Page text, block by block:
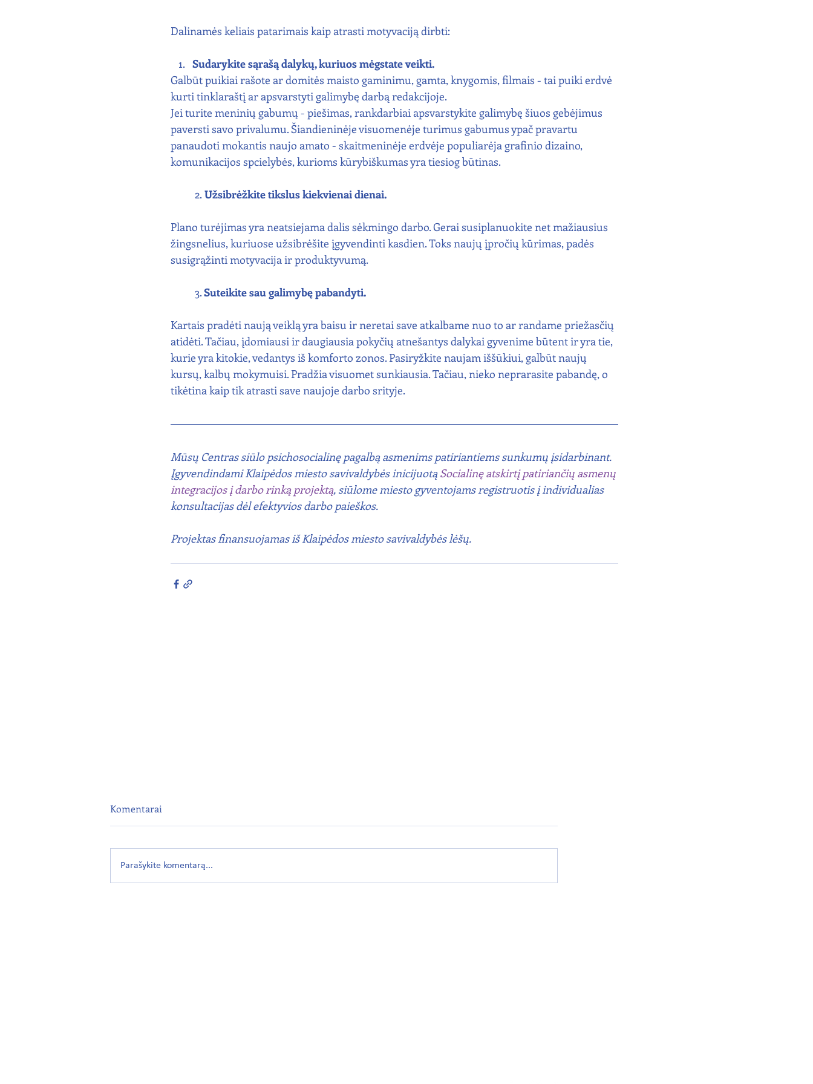
Dalinamės keliais patarimais kaip atrasti motyvaciją dirbti:
Sudarykite sąrašą dalykų, kuriuos mėgstate veikti.
Galbūt puikiai rašote ar domitės maisto gaminimu, gamta, knygomis, filmais - tai puiki erdvė
kurti tinklaraštį ar apsvarstyti galimybę darbą redakcijoje.
Jei turite meninių gabumų - piešimas, rankdarbiai apsvarstykite galimybę šiuos gebėjimus
paversti savo privalumu. Šiandieninėje visuomenėje turimus gabumus ypač pravartu
panaudoti mokantis naujo amato - skaitmeninėje erdvėje populiarėja grafinio dizaino,
komunikacijos spcielybės, kurioms kūrybiškumas yra tiesiog būtinas.
	2.
Užsibrėžkite tikslus kiekvienai dienai.
Plano turėjimas yra neatsiejama dalis sėkmingo darbo. Gerai susiplanuokite net mažiausius
žingsnelius, kuriuose užsibrėšite įgyvendinti kasdien. Toks naujų įpročių kūrimas, padės
susigrąžinti motyvacija ir produktyvumą.
	3.
Suteikite sau galimybę pabandyti.
Kartais pradėti naują veiklą yra baisu ir neretai save atkalbame nuo to ar randame priežasčių
atidėti. Tačiau, įdomiausi ir daugiausia pokyčių atnešantys dalykai gyvenime būtent ir yra tie,
kurie yra kitokie, vedantys iš komforto zonos. Pasiryžkite naujam iššūkiui, galbūt naujų
kursų, kalbų mokymuisi. Pradžia visuomet sunkiausia. Tačiau, nieko neprarasite pabandę, o
tikėtina kaip tik atrasti save naujoje darbo srityje.
Mūsų Centras siūlo psichosocialinę pagalbą asmenims patiriantiems sunkumų įsidarbinant.
Įgyvendindami Klaipėdos miesto savivaldybės inicijuotą Socialinę atskirtį patiriančių asmenų
integracijos į darbo rinką projektą, siūlome miesto gyventojams registruotis į individualias
konsultacijas dėl efektyvios darbo paieškos.
Projektas finansuojamas iš Klaipėdos miesto savivaldybės lėšų.
Komentarai
Parašykite komentarą...